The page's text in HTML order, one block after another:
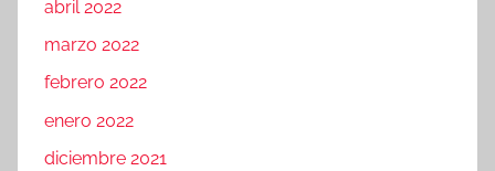
abril 2022
marzo 2022
febrero 2022
enero 2022
diciembre 2021